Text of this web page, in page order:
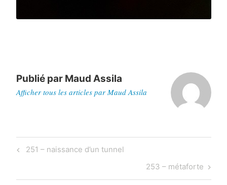
Publié par Maud Assila
Afficher tous les articles par Maud Assila
Navigation
Previous
251 – naissance d’un tunnel
Next
Post
253 – métaforte